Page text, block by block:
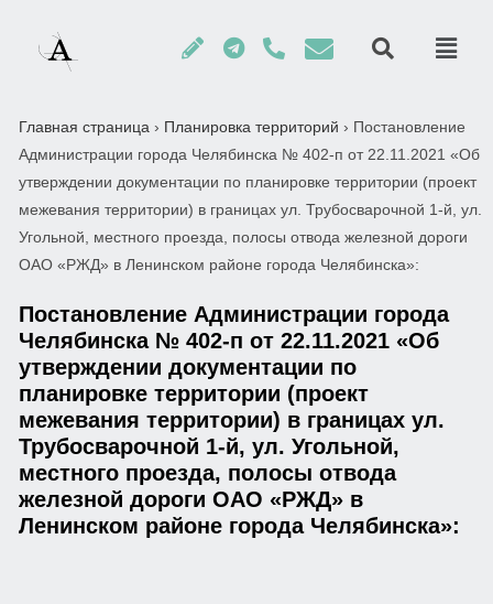
Главная страница › Планировка территорий › Постановление
Администрации города Челябинска № 402-п от 22.11.2021 «Об
утверждении документации по планировке территории (проект
межевания территории) в границах ул. Трубосварочной 1-й, ул.
Угольной, местного проезда, полосы отвода железной дороги
ОАО «РЖД» в Ленинском районе города Челябинска»:
Постановление Администрации города
Челябинска № 402-п от 22.11.2021 «Об
утверждении документации по
планировке территории (проект
межевания территории) в границах ул.
Трубосварочной 1-й, ул. Угольной,
местного проезда, полосы отвода
железной дороги ОАО «РЖД» в
Ленинском районе города Челябинска»: